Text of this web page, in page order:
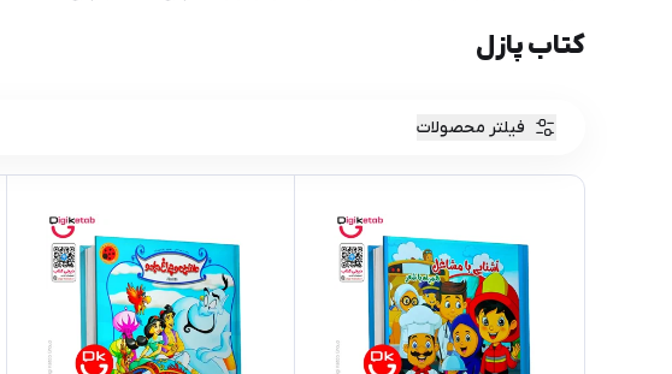
کتاب پازل
فیلتر محصولات